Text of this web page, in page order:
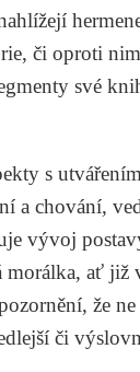
či oproti
své
s
a chování,
vývoj
ať již
že
či